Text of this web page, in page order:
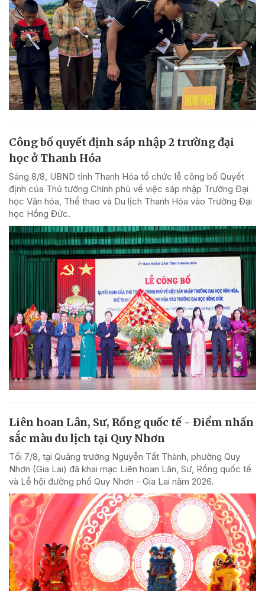
Công bố quyết định sáp nhập 2 trường đại
học ở Thanh Hóa
Sáng 8/8, UBND tỉnh Thanh Hóa tổ chức lễ công bố Quyết
định của Thủ tướng Chính phủ về việc sáp nhập Trường Đại
học Văn hóa, Thể thao và Du lịch Thanh Hóa vào Trường Đại
học Hồng Đức.
Liên hoan Lân, Sư, Rồng quốc tế - Điểm nhấn
sắc màu du lịch tại Quy Nhơn
Tối 7/8, tại Quảng trường Nguyễn Tất Thành, phường Quy
Nhơn (Gia Lai) đã khai mạc Liên hoan Lân, Sư, Rồng quốc tế
và Lễ hội đường phố Quy Nhơn - Gia Lai năm 2026.